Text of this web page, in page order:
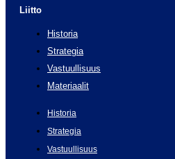
Liitto
Historia
Strategia
Vastuullisuus
Materiaalit
Historia
Strategia
Vastuullisuus